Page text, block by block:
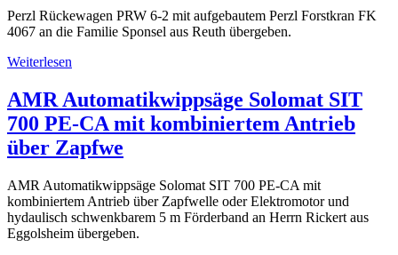
Perzl Rückewagen PRW 6-2 mit aufgebautem Perzl Forstkran FK
4067 an die Familie Sponsel aus Reuth übergeben.
Weiterlesen
AMR Automatikwippsäge Solomat SIT
700 PE-CA mit kombiniertem Antrieb
über Zapfwe
AMR Automatikwippsäge Solomat SIT 700 PE-CA mit
kombiniertem Antrieb über Zapfwelle oder Elektromotor und
hydaulisch schwenkbarem 5 m Förderband an Herrn Rickert aus
Eggolsheim übergeben.